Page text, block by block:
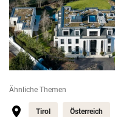
Ähnliche Themen
Tirol Österreich